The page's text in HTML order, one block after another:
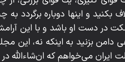
بكنيد و اينها دوباره
در دست او باشد و با اين
دامن بزنيد به اينكه نه،
مى‌خواهم كه ان‌شاءاللّه‌